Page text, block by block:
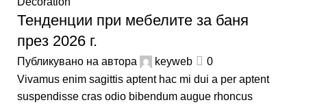
Тенденции при мебелите за баня
през 2026 г.
Публикувано на автора keyweb
0
Vivamus enim sagittis aptent hac mi dui a per aptent
suspendisse cras odio bibendum augue rhoncus